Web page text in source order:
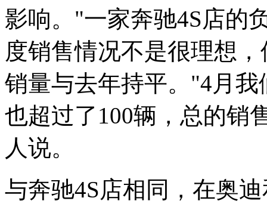
影响。"一家奔驰4S店的
度销售情况不是很理想
销量与去年持平。"4月
也超过了100辆，总的销
人说。
与奔驰4S店相同，在奥